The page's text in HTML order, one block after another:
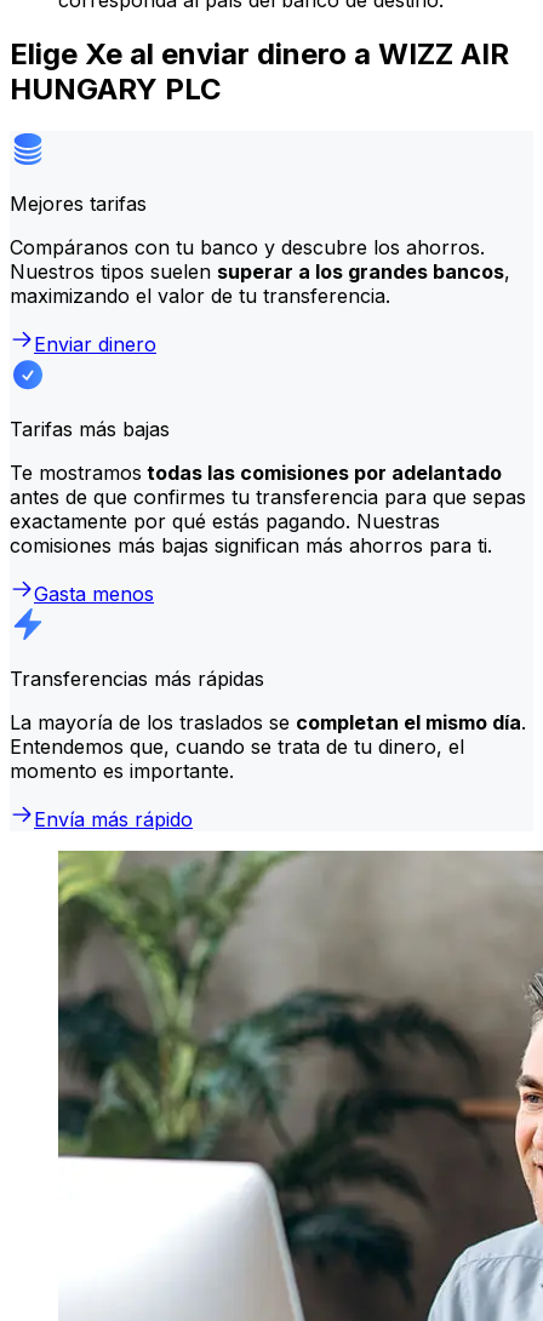
Elige Xe al enviar dinero a WIZZ AIR
HUNGARY PLC
Mejores tarifas
Compáranos con tu banco y descubre los ahorros.
Nuestros tipos suelen superar a los grandes bancos,
maximizando el valor de tu transferencia.
Enviar dinero
Tarifas más bajas
Te mostramos todas las comisiones por adelantado
antes de que confirmes tu transferencia para que sepas
exactamente por qué estás pagando. Nuestras
comisiones más bajas significan más ahorros para ti.
Gasta menos
Transferencias más rápidas
La mayoría de los traslados se completan el mismo día.
Entendemos que, cuando se trata de tu dinero, el
momento es importante.
Envía más rápido